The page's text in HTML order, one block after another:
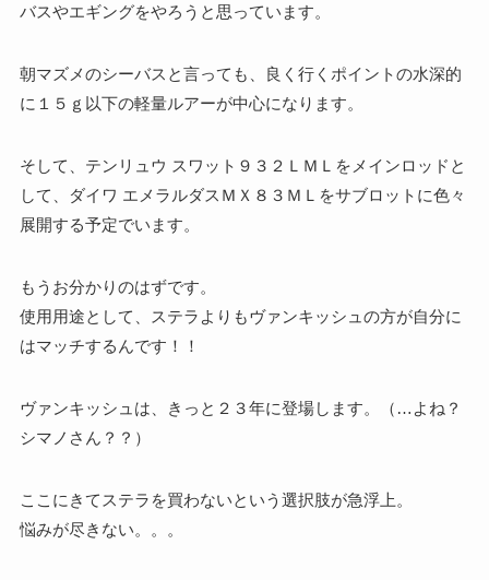
バスやエギングをやろうと思っています。
朝マズメのシーバスと言っても、良く行くポイントの水深的
に１５ｇ以下の軽量ルアーが中心になります。
そして、テンリュウ スワット９３２ＬＭＬをメインロッドと
して、ダイワ エメラルダスＭＸ８３ＭＬをサブロットに色々
展開する予定でいます。
もうお分かりのはずです。
使用用途として、ステラよりもヴァンキッシュの方が自分に
はマッチするんです！！
ヴァンキッシュは、きっと２３年に登場します。（…よね？
シマノさん？？）
ここにきてステラを買わないという選択肢が急浮上。
悩みが尽きない。。。